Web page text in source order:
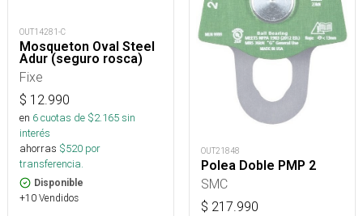
OUT14281-C
Mosqueton Oval Steel
Adur (seguro rosca)
Fixe
$ 12.990
en 6cuotas de $2.165sin
interés
ahorras $520 por
transferencia.
Disponible
+10 Vendidos
OUT21848
Polea Doble PMP 2
SMC
$ 217.990